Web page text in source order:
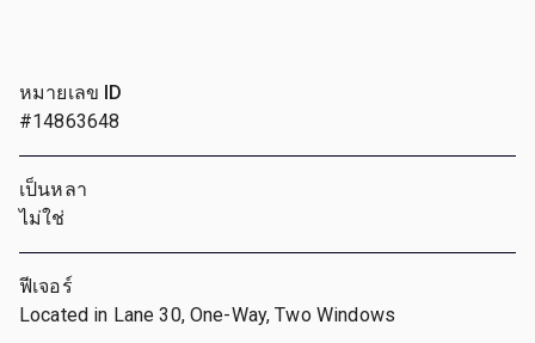
หมายเลข ID
#14863648
เป็นหลา
ไม่ใช่
ฟีเจอร์
Located in Lane 30, One-Way, Two Windows